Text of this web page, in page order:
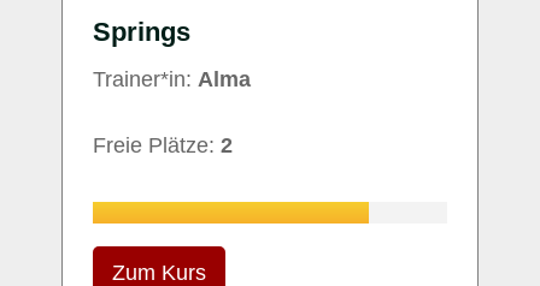
Springs
Trainer*in: Alma
Freie Plätze: 2
Zum Kurs